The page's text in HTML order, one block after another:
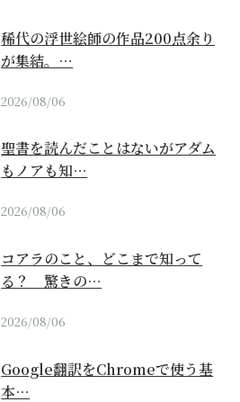
稀代の浮世絵師の作品200点余り
が集結。…
2026/08/06
聖書を読んだことはないがアダム
もノアも知…
2026/08/06
コアラのこと、どこまで知って
る？ 驚きの…
2026/08/06
Google翻訳をChromeで使う基
本…